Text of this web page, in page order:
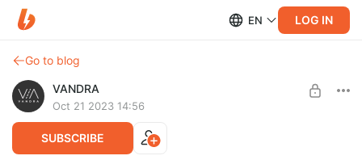
EN LOG IN
Go to blog
VANDRA
Oct 21 2023 14:56
SUBSCRIBE